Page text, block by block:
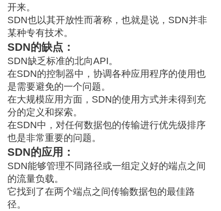
开来。
SDN也以其开放性而著称，也就是说，SDN并非
某种专有技术。
SDN的缺点：
SDN缺乏标准的北向API。
在SDN的控制器中，协调各种应用程序的使用也
是需要避免的一个问题。
在大规模应用方面，SDN的使用方式并未得到充
分的定义和探索。
在SDN中，对任何数据包的传输进行优先级排序
也是非常重要的问题。
SDN的应用：
SDN能够管理不同路径或一组定义好的端点之间
的流量负载。
它找到了在两个端点之间传输数据包的最佳路
径。